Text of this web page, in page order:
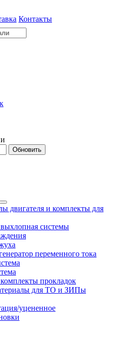
Контакты
Обновить
двигателя и комплекты для
системы
переменного тока
прокладок
для ТО и ЗИПы
уцененное